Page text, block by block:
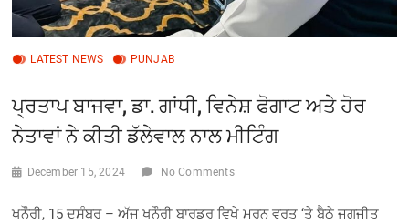
LATEST NEWS PUNJAB
ਪ੍ਰਤਾਪ ਬਾਜਵਾ, ਡਾ. ਗਾਂਧੀ, ਵਿਨੇਸ਼ ਫੋਗਾਟ ਅਤੇ ਹੋਰ
ਨੇਤਾਵਾਂ ਨੇ ਕੀਤੀ ਡੱਲੇਵਾਲ ਨਾਲ ਮੀਟਿੰਗ
December 15, 2024 No Comments
ਖਨੌਰੀ, 15 ਦਸੰਬਰ – ਅੱਜ ਖਨੌਰੀ ਬਾਰਡਰ ਵਿਖੇ ਮਰਨ ਵਰਤ ‘ਤੇ ਬੈਠੇ ਜਗਜੀਤ